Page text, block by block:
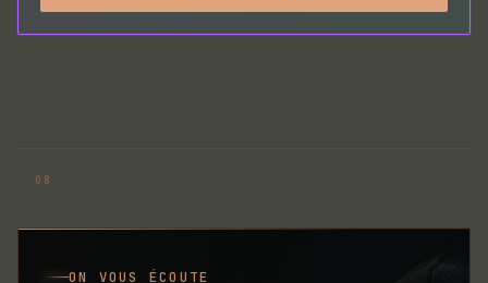
ON VOUS ÉCOUTE